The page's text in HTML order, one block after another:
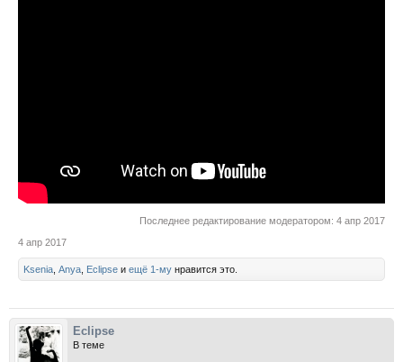
Последнее редактирование модератором: 4 апр 2017
4 апр 2017
Ksenia Anya Eclipse и ещё 1-му нравится это.
Eclipse
В теме